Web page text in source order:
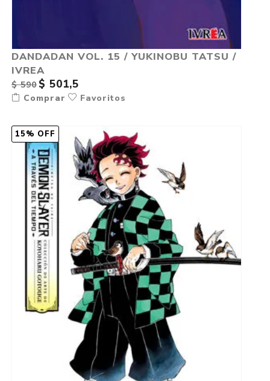
DANDADAN VOL. 15 / YUKINOBU TATSU /
IVREA
$ 590 $ 501,5
Comprar Favoritos
15% OFF